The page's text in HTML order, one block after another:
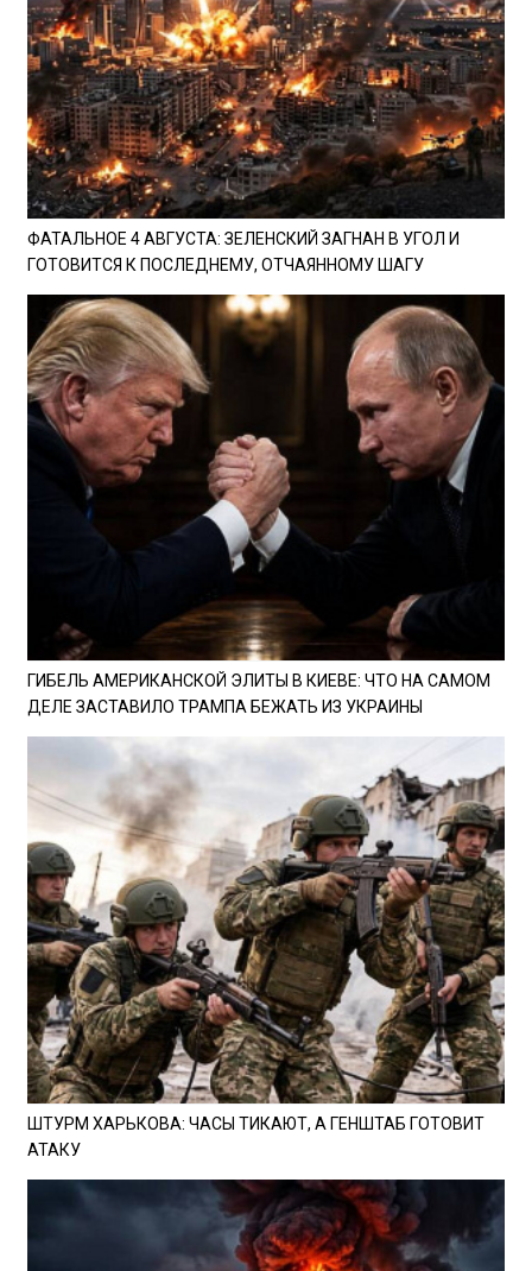
ФАТАЛЬНОЕ 4 АВГУСТА: ЗЕЛЕНСКИЙ ЗАГНАН В УГОЛ И
ГОТОВИТСЯ К ПОСЛЕДНЕМУ, ОТЧАЯННОМУ ШАГУ
ГИБЕЛЬ АМЕРИКАНСКОЙ ЭЛИТЫ В КИЕВЕ: ЧТО НА САМОМ
ДЕЛЕ ЗАСТАВИЛО ТРАМПА БЕЖАТЬ ИЗ УКРАИНЫ
ШТУРМ ХАРЬКОВА: ЧАСЫ ТИКАЮТ, А ГЕНШТАБ ГОТОВИТ
АТАКУ